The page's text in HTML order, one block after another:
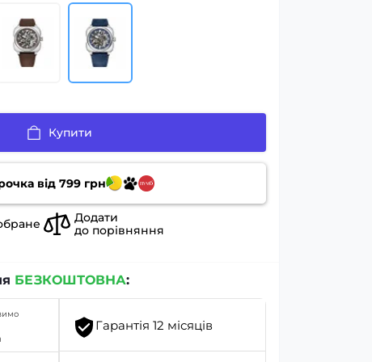
Купити
від 799 грн
Додати
до порівняння
БЕЗКОШТОВНА:
Гарантія 12 місяців